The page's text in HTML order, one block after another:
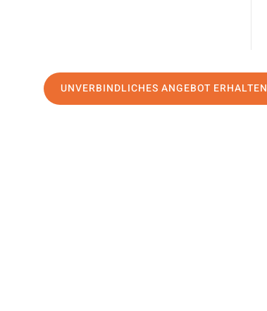
UNVERBINDLICHES ANGEBOT ERHALTEN